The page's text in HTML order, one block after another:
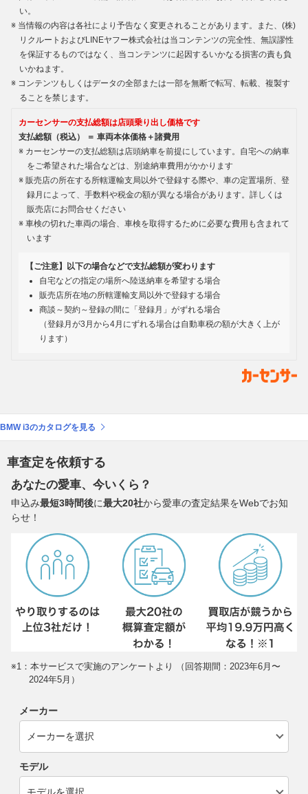
い。
当情報の内容は各社により予告なく変更されることがあります。また、(株)
リクルートおよびLINEヤフー株式会社は当コンテンツの完全性、無誤謬性
を保証するものではなく、当コンテンツに起因するいかなる損害の責も負
いかねます。
コンテンツもしくはデータの全部または一部を無断で転写、転載、複製す
ることを禁じます。
カーセンサーの支払総額は店頭乗り出し価格です
支払総額（税込） ＝ 車両本体価格＋諸費用
カーセンサーの支払総額は店頭納車を前提にしています。自宅への納車
をご希望された場合などは、別途納車費用がかかります
販売店の所在する所轄運輸支局以外で登録する際や、車の定置場所、登
録月によって、手数料や税金の額が異なる場合があります。詳しくは
販売店にお問合せください
車検の切れた車両の場合、車検を取得するために必要な費用も含まれて
います
【ご注意】以下の場合などで支払総額が変わります
自宅などの指定の場所へ陸送納車を希望する場合
販売店所在地の所轄運輸支局以外で登録する場合
商談～契約～登録の間に「登録月」がずれる場合
（登録月が3月から4月にずれる場合は自動車税の額が大きく上が
ります）
BMW i3のカタログを見る
車査定を依頼する
あなたの愛車、今いくら？
申込み最短3時間後に最大20社から愛車の査定結果をWebでお知
らせ！
※1：本サービスで実施のアンケートより （回答期間：2023年6月〜
2024年5月）
メーカー
モデル